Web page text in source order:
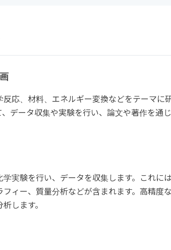
応、材料、エネルギー変換などをテーマに
データ収集や実験を行い、論文や著作を通
実験を行い、データを収集します。これに
ィー、質量分析などが含まれます。高精度
します。